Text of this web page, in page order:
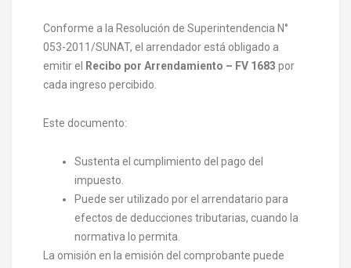
Conforme a la Resolución de Superintendencia N°
053-2011/SUNAT, el arrendador está obligado a
emitir el
Recibo por Arrendamiento – FV 1683 por
cada ingreso percibido.
Este documento:
Sustenta el cumplimiento del pago del
impuesto.
Puede ser utilizado por el arrendatario para
efectos de deducciones tributarias, cuando la
normativa lo permita.
La omisión en la emisión del comprobante puede